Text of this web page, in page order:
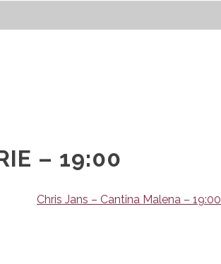
– 19:00
Chris Jans – Cantina Malena – 19:00